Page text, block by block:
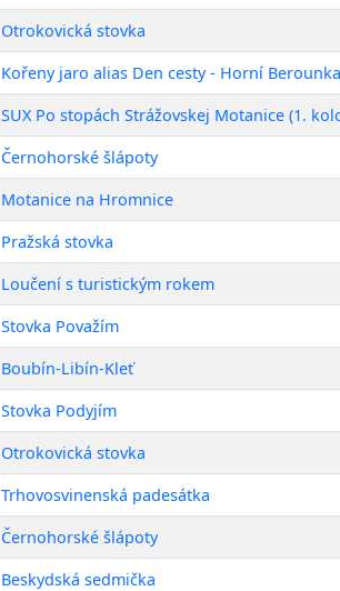
Otrokovická stovka
Kořeny jaro alias Den cesty - Horní Berounka
SUX Po stopách Strážovskej Motanice (1.
Černohorské šlápoty
Motanice na Hromnice
Pražská stovka
Loučení s turistickým rokem
Stovka Považím
Boubín-Libín-Kleť
Stovka Podyjím
Otrokovická stovka
Trhovosvinenská padesátka
Černohorské šlápoty
Beskydská sedmička